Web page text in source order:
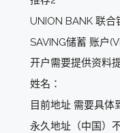
UNION BANK 联
SAVING储蓄 账户
开户需要提供资料
姓名：
目前地址 需要具体
永久地址（中国）